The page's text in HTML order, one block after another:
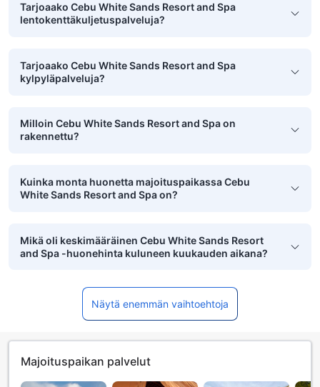
Tarjoaako Cebu White Sands Resort and Spa
lentokenttäkuljetuspalveluja?
Tarjoaako Cebu White Sands Resort and Spa
kylpyläpalveluja?
Milloin Cebu White Sands Resort and Spa on
rakennettu?
Kuinka monta huonetta majoituspaikassa Cebu
White Sands Resort and Spa on?
Mikä oli keskimääräinen Cebu White Sands Resort
and Spa -huonehinta kuluneen kuukauden aikana?
Näytä enemmän vaihtoehtoja
Majoituspaikan palvelut